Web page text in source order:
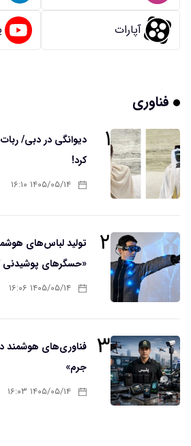
آپارات
فناوری
۱
دیوانگی در دبی/
کرد!
۱۴۰۵/۰۵/۱۴ ۱۶:۱۰
۲
تولید لباس‌های
«حسگرهای پوشیدنی
۱۴۰۵/۰۵/۱۴ ۱۶:۰۶
۳
فناوری‌های هوشمند
جرم»
۱۴۰۵/۰۵/۱۴ ۱۶:۰۳